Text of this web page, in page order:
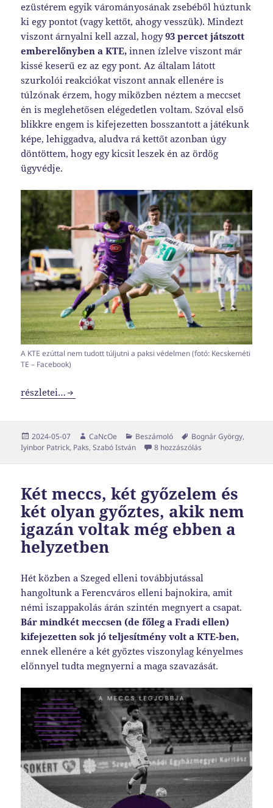
ezüstérem egyik várományosának zsebéből húztunk
ki egy pontot (vagy kettőt, ahogy vesszük). Mindezt
viszont árnyalni kell azzal, hogy93 percet játszott
emberelőnyben a KTE, innen ízlelve viszont már
kissé keserű ez az egy pont. Az általam látott
szurkolói reakciókat viszont annak ellenére is
túlzónak érzem, hogy miközben néztem a meccset
én is meglehetősen elégedetlen voltam. Szóval első
blikkre engem is kifejezetten bosszantott a játékunk
képe, lehiggadva, aludva rá kettőt azonban úgy
döntöttem, hogy egy kicsit leszek én az ördög
ügyvédje.
A KTE ezúttal nem tudott túljutni a paksi védelmen (fotó: Kecskeméti
TE – Facebook)
Kalapács műanyagból
részletei…
Közzétéve
2024-05-07 Szerző
CaNcOe Kategória
Beszámoló Címke
Bognár György,
Iyinbor Patrick, Paks,Szabó István 8 hozzászólás
Két meccs, két győzelem és
két olyan győztes, akik nem
igazán voltak még ebben a
helyzetben
Hét közben a Szeged elleni továbbjutással
hangoltunk a Ferencváros elleni bajnokira, amit
némi iszappakolás árán szintén megnyert a csapat.
Bár mindkét meccsen (de főleg a Fradi ellen)
kifejezetten sok jó teljesítmény volt a KTE-ben,
ennek ellenére a két győztes viszonylag kényelmes
előnnyel tudta megnyerni a maga szavazását.